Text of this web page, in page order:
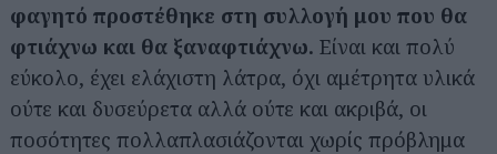
φαγητό προστέθηκε στη συλλογή μου που θα
φτιάχνω και θα ξαναφτιάχνω. Είναι και πολύ
εύκολο, έχει ελάχιστη λάτρα, όχι αμέτρητα υλικά
ούτε και δυσεύρετα αλλά ούτε και ακριβά, οι
ποσότητες πολλαπλασιάζονται χωρίς πρόβλημα